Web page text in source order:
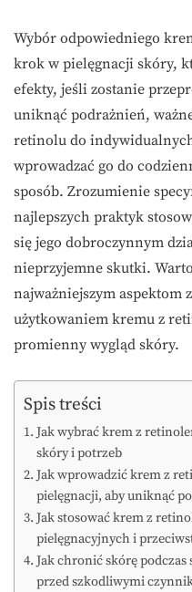
Wybór odpowiedniego
krok w pielęgnacji skóry,
efekty, jeśli zostanie
uniknąć podrażnień,
retinolu do
wprowadzać go do
sposób. Zrozumienie
najlepszych praktyk
się jego dobroczynnym
nieprzyjemne skutki.
najważniejszym aspektom
użytkowaniem kremu z
promienny wygląd skóry.
Spis treści
Jak wybrać krem z
skóry i potrzeb
Jak wprowadzić krem z
pielęgnacji, aby uniknąć
Jak stosować krem z
pielęgnacyjnych i
Jak chronić skórę
przed szkodliwymi